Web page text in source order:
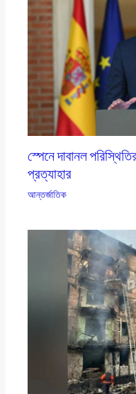
স্পেনে দাবানল
প্রত্যাহার
আন্তর্জাতিক